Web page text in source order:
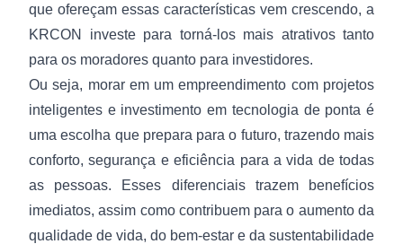
que ofereçam essas características vem crescendo, a
KRCON investe para torná-los mais atrativos tanto
para os moradores quanto para investidores.
Ou seja, morar em um empreendimento com projetos
inteligentes e investimento em tecnologia de ponta é
uma escolha que prepara para o futuro, trazendo mais
conforto, segurança e eficiência para a vida de todas
as pessoas. Esses diferenciais trazem benefícios
imediatos, assim como contribuem para o aumento da
qualidade de vida, do bem-estar e da sustentabilidade